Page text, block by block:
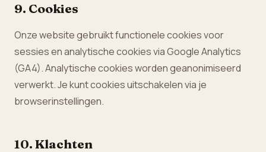
9. Cookies
Onze website gebruikt functionele cookies voor
sessies en analytische cookies via Google Analytics
(GA4). Analytische cookies worden geanonimiseerd
verwerkt. Je kunt cookies uitschakelen via je
browserinstellingen.
10. Klachten